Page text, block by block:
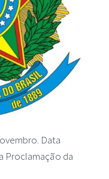
Data
Proclamação da